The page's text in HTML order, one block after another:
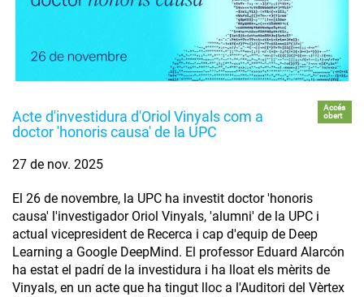
Acte d'investidura d'Oriol Vinyals com a
doctor 'honoris causa' de la UPC
Accés
obert
27 de nov. 2025
El 26 de novembre, la UPC ha investit doctor 'honoris
causa' l'investigador Oriol Vinyals, 'alumni' de la UPC i
actual vicepresident de Recerca i cap d'equip de Deep
Learning a Google DeepMind. El professor Eduard Alarcón
ha estat el padrí de la investidura i ha lloat els mèrits de
Vinyals, en un acte que ha tingut lloc a l'Auditori del Vèrtex